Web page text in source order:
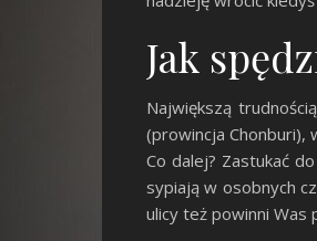
Jak
Największą
(prowincja Chonburi),
Co dalej? Zastukać
sypiają w osobnych
ulicy też powinni Was